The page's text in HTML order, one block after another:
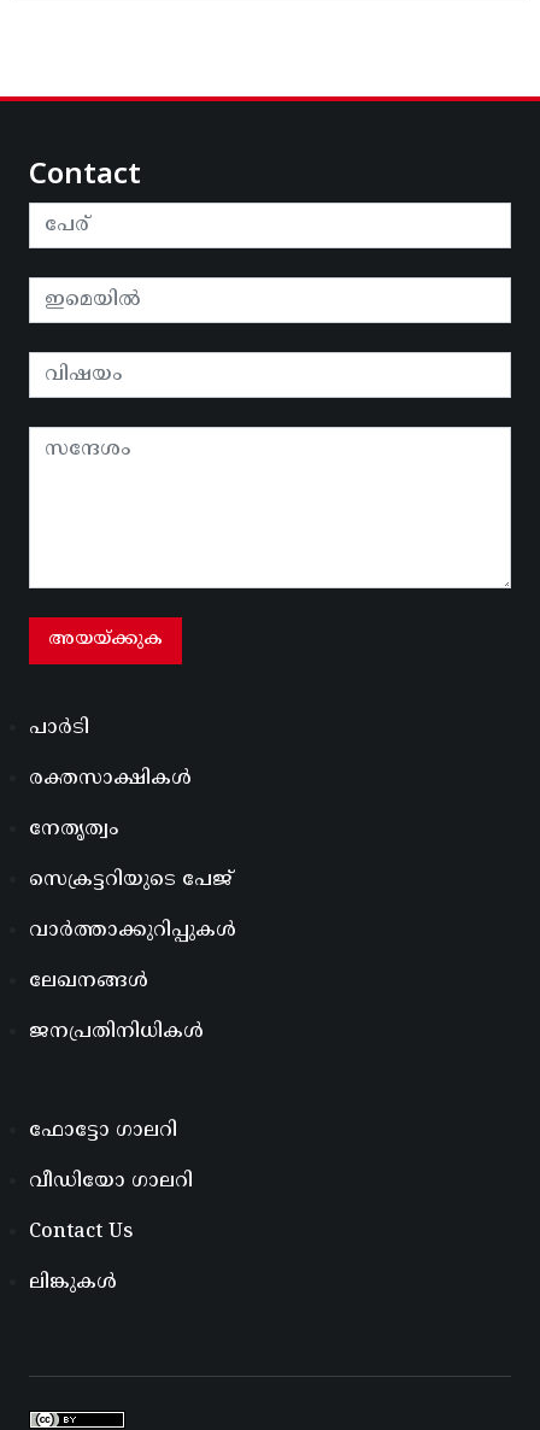
Contact
പാർടി
രക്തസാക്ഷികൾ
നേതൃത്വം
സെക്രട്ടറിയുടെ പേജ്
വാർത്താക്കുറിപ്പുകൾ
ലേഖനങ്ങൾ
ജനപ്രതിനിധികൾ
ഫോട്ടോ ഗാലറി
വീഡിയോ ഗാലറി
Contact Us
ലിങ്കുകൾ